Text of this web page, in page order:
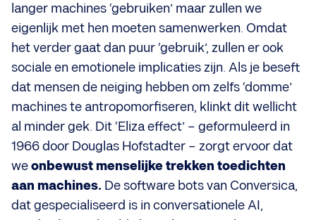
langer machines ‘gebruiken’ maar zullen we
eigenlijk met hen moeten samenwerken. Omdat
het verder gaat dan puur ‘gebruik’, zullen er ook
sociale en emotionele implicaties zijn. Als je beseft
dat mensen de neiging hebben om zelfs ‘domme’
machines te antropomorfiseren, klinkt dit wellicht
al minder gek. Dit ‘Eliza effect’ – geformuleerd in
1966 door Douglas Hofstadter – zorgt ervoor dat
weonbewust menselijke trekken toedichten
aan machines. De software bots van Conversica,
dat gespecialiseerd is in conversationele AI,